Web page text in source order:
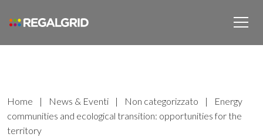
Home | News & Eventi | Non categorizzato |
Energy
communities and ecological transition: opportunities for the
territory